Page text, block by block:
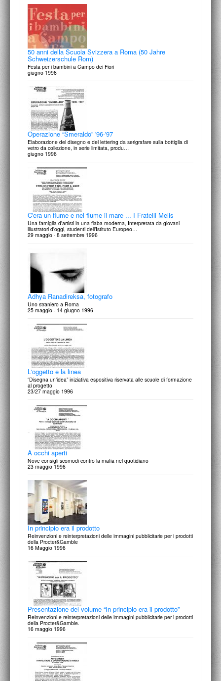
Marcello Argilli
Il fantasma di Trastevere
2 giugno 1997
La vigilia
Moda & Arte: programma del final work per neostilisti emergenti
giugno - luglio 1997
Retroscena: Mostre / Incontri / Performance
A cura di Serafino Amato con gli allievi del 3° anno del Corso di
Fotografia
31 maggio 1997
Pébéo Art Contest
30 maggio 1997
Mostra a cura di Gemma Fiorentini
26 maggio 1997
Operazione “Smeraldo” '97-'98
Concorso per Ferrarelle, Italaquae
22 maggio 1997
La caricatura letteraria in Italia 1920/1940
Le immagini della letteratura
22 maggio 1997
Cesare Zavattini
Una vita in mostra - Giornalismo, Letteratura, Cinema, Dipinti 1938-
1988
21 maggio 1997
Umberto Romagnoli
Grow-Up: giovani artisti crescono
20 maggio 1997
50 anni della Scuola Svizzera a Roma (50 Jahre
Schweizerschule Rom)
Festa per i bambini a Campo dei Fiori
giugno 1996
Operazione “Smeraldo” '96-'97
Elaborazione del disegno e del lettering da serigrafare sulla bottiglia di
vetro da collezione, in serie limitata, produ…
giugno 1996
C'era un fiume e nel fiume il mare ... I Fratelli Melis
Una famiglia d'artisti in una fiaba moderna, Interpretata da giovani
illustratori d'oggi, studenti dell’Istituto Europeo…
29 maggio - 8 settembre 1996
Adhya Ranadireksa, fotografo
Uno straniero a Roma
25 maggio - 14 giugno 1996
L'oggetto e la linea
“Disegna un'idea” iniziativa espositiva riservata alle scuole di formazione
al progetto
23/27 maggio 1996
A occhi aperti
Nove consigli scomodi contro la mafia nel quotidiano
23 maggio 1996
In principio era il prodotto
Reinvenzioni e reinterpretazioni delle immagini pubblicitarie per i prodotti
della Procter&Gamble
16 Maggio 1996
Presentazione del volume “In principio era il prodotto”
Reinvenzioni e reinterpretazioni delle immagini pubblicitarie per i prodotti
della Procter&Gamble.
16 maggio 1996